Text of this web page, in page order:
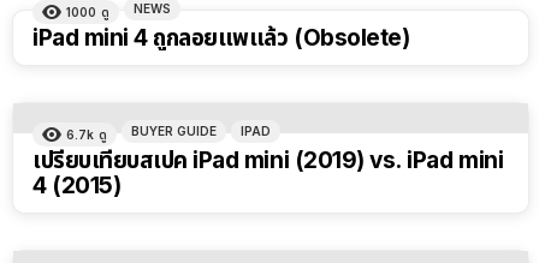
1000 ดู NEWS
iPad mini 4 ถูกลอยแพแล้ว (Obsolete)
6.7k ดู BUYER GUIDE IPAD
เปรียบเทียบสเปค iPad mini (2019) vs. iPad mini
4 (2015)